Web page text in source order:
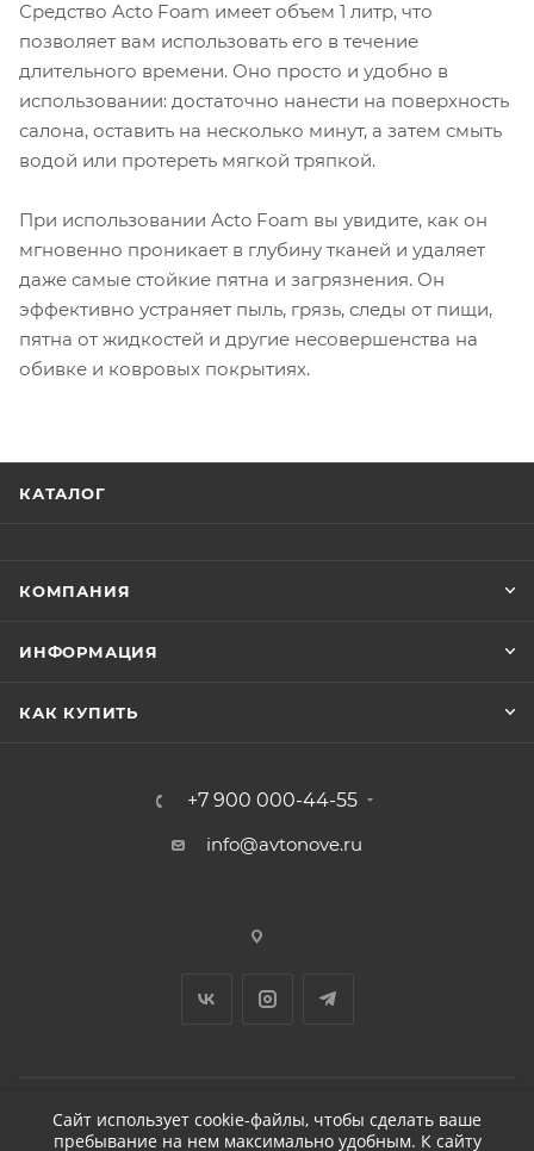
Средство Acto Foam имеет объем 1 литр, что
позволяет вам использовать его в течение
длительного времени. Оно просто и удобно в
использовании: достаточно нанести на поверхность
салона, оставить на несколько минут, а затем смыть
водой или протереть мягкой тряпкой.
При использовании Acto Foam вы увидите, как он
мгновенно проникает в глубину тканей и удаляет
даже самые стойкие пятна и загрязнения. Он
эффективно устраняет пыль, грязь, следы от пищи,
пятна от жидкостей и другие несовершенства на
обивке и ковровых покрытиях.
КАТАЛОГ
КОМПАНИЯ
ИНФОРМАЦИЯ
КАК КУПИТЬ
+7 900 000-44-55
info@avtonove.ru
2026 © ДЕТЕЙЛИНГ-МАРКЕТ АВТОНОВЬЕ
Сайт использует cookie-файлы, чтобы сделать ваше
пребывание на нем максимально удобным. К cайту